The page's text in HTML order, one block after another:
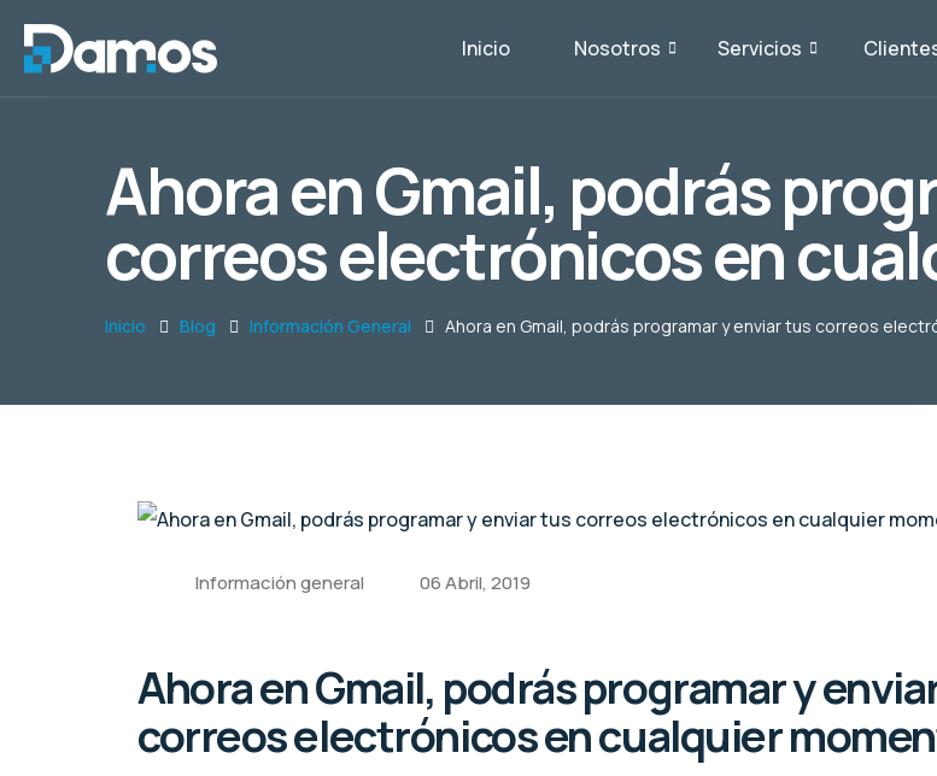
Inicio Nosotros Servicios
Ahora en Gmail, podrás
correos electrónicos en
Inicio Blog Información General Ahora en Gmail, podrás programar y enviar tus correos
Información general 06 Abril, 2019
Ahora en Gmail, podrás programar y
correos electrónicos en cualquier